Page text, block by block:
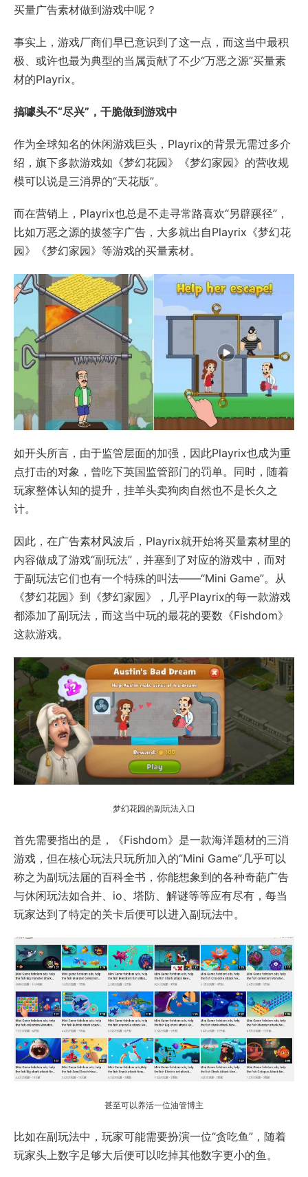
买量广告素材做到游戏中呢？
事实上，游戏厂商们早已意识到了这一点，而这当中最积
极、或许也最为典型的当属贡献了不少“万恶之源”买量素
材的Playrix。
搞噱头不“尽兴”，干脆做到游戏中
作为全球知名的休闲游戏巨头，Playrix的背景无需过多介
绍，旗下多款游戏如《梦幻花园》《梦幻家园》的营收规
模可以说是三消界的“天花版”。
而在营销上，Playrix也总是不走寻常路喜欢“另辟蹊径”，
比如万恶之源的拔签字广告，大多就出自Playrix《梦幻花
园》《梦幻家园》等游戏的买量素材。
如开头所言，由于监管层面的加强，因此Playrix也成为重
点打击的对象，曾吃下英国监管部门的罚单。同时，随着
玩家整体认知的提升，挂羊头卖狗肉自然也不是长久之
计。
因此，在广告素材风波后，Playrix就开始将买量素材里的
内容做成了游戏“副玩法”，并塞到了对应的游戏中，而对
于副玩法它们也有一个特殊的叫法——“Mini Game”。从
《梦幻花园》到《梦幻家园》，几乎Playrix的每一款游戏
都添加了副玩法，而这当中玩的最花的要数《Fishdom》
这款游戏。
梦幻花园的副玩法入口
首先需要指出的是，《Fishdom》是一款海洋题材的三消
游戏，但在核心玩法只玩所加入的“Mini Game”几乎可以
称之为副玩法届的百科全书，你能想象到的各种奇葩广告
与休闲玩法如合并、io、塔防、解谜等等应有尽有，每当
玩家达到了特定的关卡后便可以进入副玩法中。
甚至可以养活一位油管博主
比如在副玩法中，玩家可能需要扮演一位“贪吃鱼”，随着
玩家头上数字足够大后便可以吃掉其他数字更小的鱼。